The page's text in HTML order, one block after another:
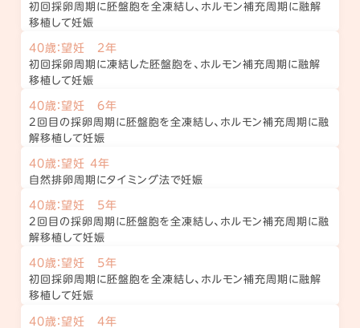
初回採卵周期に胚盤胞を全凍結し、ホルモン補充周期に融解
移植して妊娠
40歳：望妊 2年
初回採卵周期に凍結した胚盤胞を、ホルモン補充周期に融解
移植して妊娠
40歳：望妊 6年
2回目の採卵周期に胚盤胞を全凍結し、ホルモン補充周期に融
解移植して妊娠
40歳：望妊 4年
自然排卵周期にタイミング法で妊娠
40歳：望妊 5年
2回目の採卵周期に胚盤胞を全凍結し、ホルモン補充周期に融
解移植して妊娠
40歳：望妊 5年
初回採卵周期に胚盤胞を全凍結し、ホルモン補充周期に融解
移植して妊娠
40歳：望妊 4年